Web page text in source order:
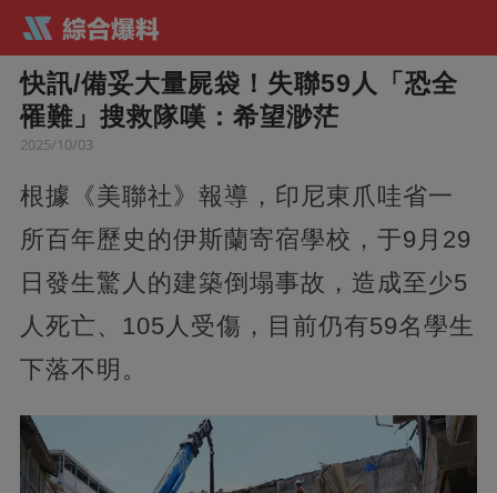
快訊/備妥大量屍袋！失聯59人「恐全
罹難」搜救隊嘆：希望渺茫
2025/10/03
根據《美聯社》報導，印尼東爪哇省一
所百年歷史的伊斯蘭寄宿學校，于9月29
日發生驚人的建築倒塌事故，造成至少5
人死亡、105人受傷，目前仍有59名學生
下落不明。